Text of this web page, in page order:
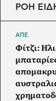
ΡΟΗ
ΑΠΕ
Φίτζι: